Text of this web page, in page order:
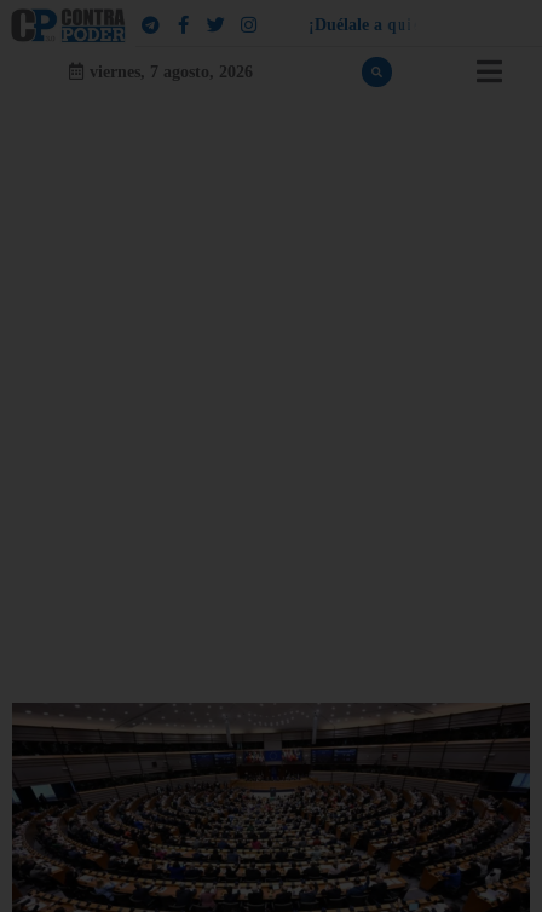
¡ Dué a e a q u i
viernes, 7 agosto, 2026